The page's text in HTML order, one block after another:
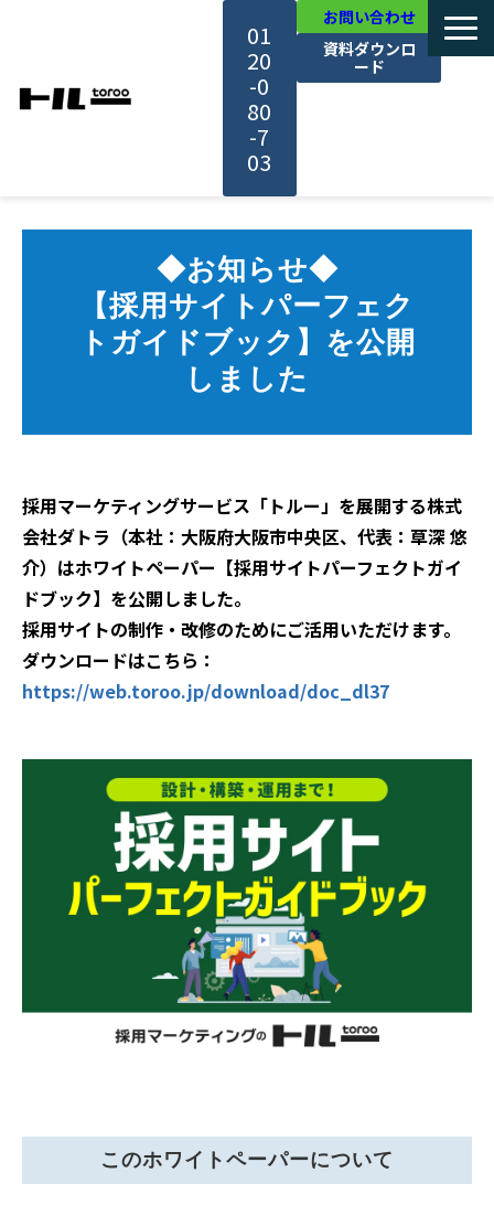
01
20
-0
80
-7
03
お問い合わせ
資料ダウンロ
ード
TOP
機能・サービス紹介
よくあるご質問
採用ノウハウ
◆お知らせ◆
【採用サイトパーフェク
トガイドブック】を公開
しました
採用マーケティングサービス「トルー」を展開する株式
会社ダトラ（本社：大阪府大阪市中央区、代表：草深 悠
介）はホワイトペーパー【採用サイトパーフェクトガイ
ドブック】を公開しました。
採用サイトの制作・改修のためにご活用いただけます。
ダウンロードはこちら：
https://web.toroo.jp/download/doc_dl37
このホワイトペーパーについて